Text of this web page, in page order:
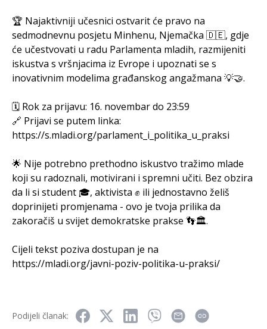
🏆 Najaktivniji učesnici ostvarit će pravo na
sedmodnevnu posjetu Minhenu, Njemačka 🇩🇪, gdje
će učestvovati u radu Parlamenta mladih, razmijeniti
iskustva s vršnjacima iz Evrope i upoznati se s
inovativnim modelima građanskog angažmana 💡🤝.
🗓️ Rok za prijavu: 16. novembar do 23:59
🔗 Prijavi se putem linka:
https://s.mladi.org/parlament_i_politika_u_praksi
🌟 Nije potrebno prethodno iskustvo tražimo mlade
koji su radoznali, motivirani i spremni učiti. Bez obzira
da li si student 🎓, aktivista ✊ ili jednostavno želiš
doprinijeti promjenama - ovo je tvoja prilika da
zakoračiš u svijet demokratske prakse 👣🏛️.
Cijeli tekst poziva dostupan je na
https://mladi.org/javni-poziv-politika-u-praksi/
Podijeli članak: